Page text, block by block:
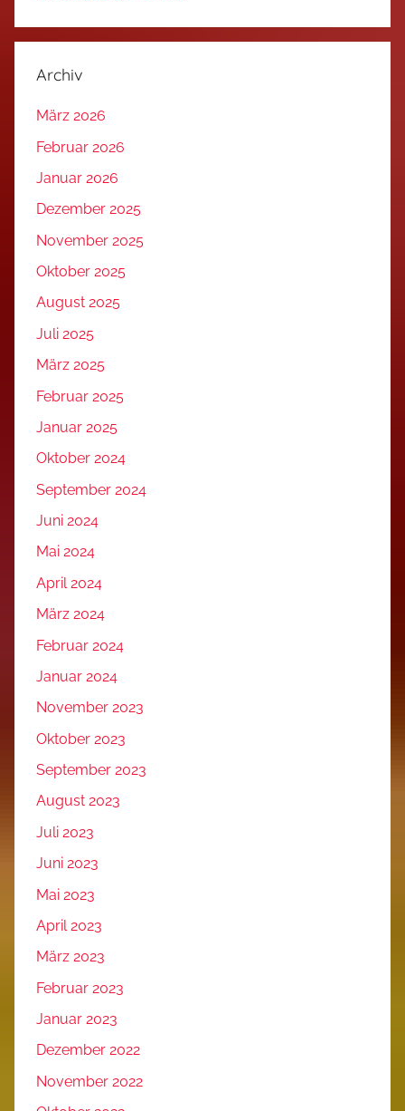
Archiv
März 2026
Februar 2026
Januar 2026
Dezember 2025
November 2025
Oktober 2025
August 2025
Juli 2025
März 2025
Februar 2025
Januar 2025
Oktober 2024
September 2024
Juni 2024
Mai 2024
April 2024
März 2024
Februar 2024
Januar 2024
November 2023
Oktober 2023
September 2023
August 2023
Juli 2023
Juni 2023
Mai 2023
April 2023
März 2023
Februar 2023
Januar 2023
Dezember 2022
November 2022